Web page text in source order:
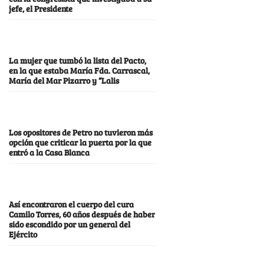
jefe, el Presidente
La mujer que tumbó la lista del Pacto,
en la que estaba María Fda. Carrascal,
María del Mar Pizarro y “Lalis
Los opositores de Petro no tuvieron más
opción que criticar la puerta por la que
entró a la Casa Blanca
Así encontraron el cuerpo del cura
Camilo Torres, 60 años después de haber
sido escondido por un general del
Ejército